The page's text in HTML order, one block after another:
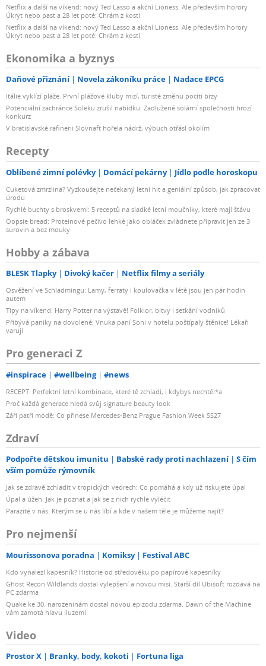
Netflix a další na víkend: nový Ted Lasso a akční Lioness. Ale především horory
Úkryt nebo past a 28 let poté: Chrám z kostí
Netflix a další na víkend: nový Ted Lasso a akční Lioness. Ale především horory
Úkryt nebo past a 28 let poté: Chrám z kostí
Ekonomika a byznys
Daňové přiznání Novela zákoníku práce Nadace EPCG
Itálie vyklízí pláže. První plážové kluby mizí, turisté změnu pocítí brzy
Potenciální zachránce Soleku zrušil nabídku. Zadlužené solární společnosti hrozí
konkurz
V bratislavské rafinerii Slovnaft hořela nádrž, výbuch otřásl okolím
Recepty
Oblíbené zimní polévky Domácí pekárny Jídlo podle horoskopu
Cuketová zmrzlina? Vyzkoušejte nečekaný letní hit a geniální způsob, jak zpracovat
úrodu
Rychlé buchty s broskvemi: 5 receptů na sladké letní moučníky, které mají šťávu
Oopsie bread: Proteinové pečivo lehké jako obláček zvládnete připravit jen ze 3
surovin a bez mouky
Hobby a zábava
BLESK Tlapky Divoký kačer Netflix filmy a seriály
Osvěžení ve Schladmingu: Lamy, ferraty i koulovačka v létě jsou jen pár hodin
autem
Tipy na víkend: Harry Potter na výstavě! Folklor, bitvy i setkání vodníků
Přibývá paniky na dovolené: Vnuka paní Soni v hotelu poštípaly štěnice! Lékaři
varují
Pro generaci Z
#inspirace #wellbeing #news
RECEPT: Perfektní letní kombinace, které tě zchladí, i kdybys nechtěl*a
Proč každá generace hledá svůj signature beauty look
Září patří módě: Co přinese Mercedes-Benz Prague Fashion Week SS27
Zdraví
Podpořte dětskou imunitu Babské rady proti nachlazení
S čím
vším pomůže rýmovník
Jak se zdravě zchladit v tropických vedrech: Co pomáhá a kdy už riskujete úpal
Úpal a úžeh: Jak je poznat a jak se z nich rychle vyléčit
Parazité v nás: Kterým se u nás líbí a kde v našem těle je můžeme najít?
Pro nejmenší
Mourissonova poradna Komiksy Festival ABC
Kdo vynalezl kapesník? Historie od středověku po papírové kapesníky
Ghost Recon Wildlands dostal vylepšení a novou misi. Starší díl Ubisoft rozdává na
PC zdarma
Quake ke 30. narozeninám dostal novou epizodu zdarma. Dawn of the Machine
vám zamotá hlavu iluzemi
Video
Prostor X Branky, body, kokoti Fortuna liga